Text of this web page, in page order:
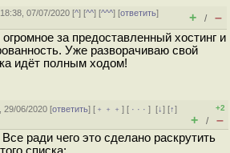
07/07/2020 [^] [^^] [^^^] [ответить]
+ / –
за предоставленный хостинг и
Уже разворачиваю свой
идёт полным ходом!
29/06/2020 [ответить] [ ﹢﹢﹢] [ · · ·][↓] [↑]
+2
+ / –
ради чего это сделано раскрутить